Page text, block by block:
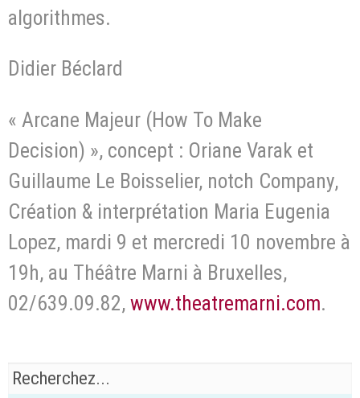
algorithmes.
Didier Béclard
« Arcane Majeur (How To Make
Decision) », concept : Oriane Varak et
Guillaume Le Boisselier, notch Company,
Création & interprétation Maria Eugenia
Lopez, mardi 9 et mercredi 10 novembre à
19h, au Théâtre Marni à Bruxelles,
02/639.09.82, www.theatremarni.com.